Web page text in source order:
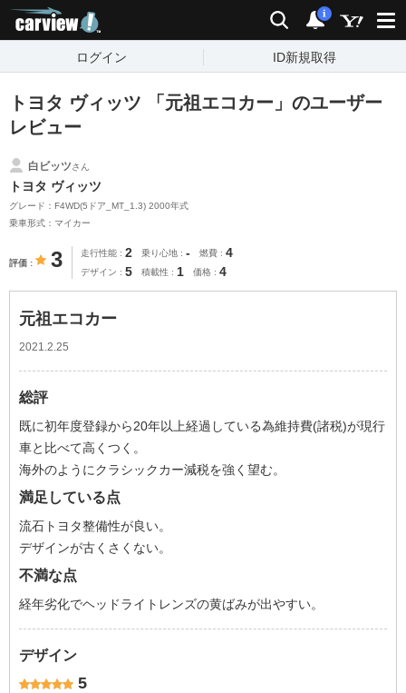
検索 通知
i
ログイン ID新規取得
トヨタ ヴィッツ 「元祖エコカー」のユーザー
レビュー
白ビッツさん
トヨタ ヴィッツ
グレード：F4WD(5ドア_MT_1.3) 2000年式
乗車形式：マイカー
評価 3 走行性能 2 乗り心地 - 燃費 4
デザイン 5 積載性 1 価格 4
元祖エコカー
2021.2.25
総評
既に初年度登録から20年以上経過している為維持費(諸税)が現行
車と比べて高くつく。
海外のようにクラシックカー減税を強く望む。
満足している点
流石トヨタ整備性が良い。
デザインが古くさくない。
不満な点
経年劣化でヘッドライトレンズの黄ばみが出やすい。
デザイン
5